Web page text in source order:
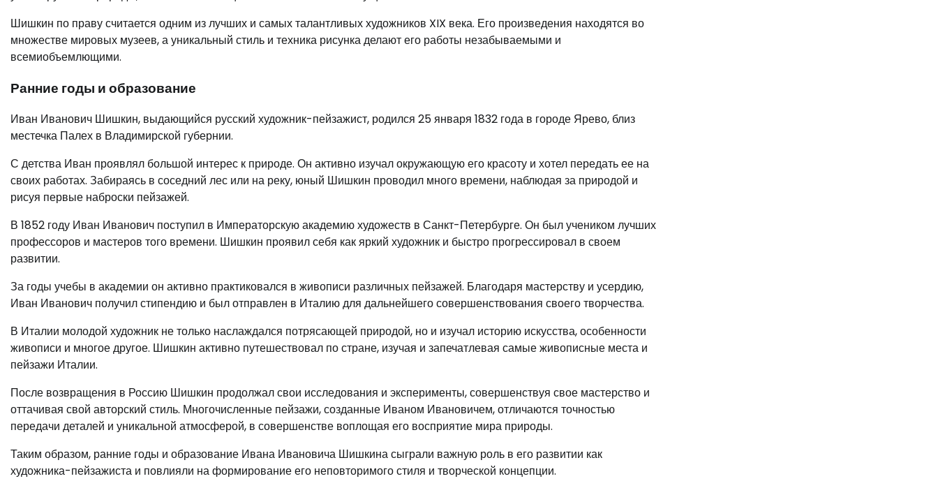
Шишкин по праву считается одним из лучших и самых талантливых художников XIX века. Его произведения находятся во
множестве мировых музеев, а уникальный стиль и техника рисунка делают его работы незабываемыми и
всемиобъемлющими.
Ранние годы и образование
Иван Иванович Шишкин, выдающийся русский художник-пейзажист, родился 25 января 1832 года в городе Ярево, близ
местечка Палех в Владимирской губернии.
С детства Иван проявлял большой интерес к природе. Он активно изучал окружающую его красоту и хотел передать ее на
своих работах. Забираясь в соседний лес или на реку, юный Шишкин проводил много времени, наблюдая за природой и
рисуя первые наброски пейзажей.
В 1852 году Иван Иванович поступил в Императорскую академию художеств в Санкт-Петербурге. Он был учеником лучших
профессоров и мастеров того времени. Шишкин проявил себя как яркий художник и быстро прогрессировал в своем
развитии.
За годы учебы в академии он активно практиковался в живописи различных пейзажей. Благодаря мастерству и усердию,
Иван Иванович получил стипендию и был отправлен в Италию для дальнейшего совершенствования своего творчества.
В Италии молодой художник не только наслаждался потрясающей природой, но и изучал историю искусства, особенности
живописи и многое другое. Шишкин активно путешествовал по стране, изучая и запечатлевая самые живописные места и
пейзажи Италии.
После возвращения в Россию Шишкин продолжал свои исследования и эксперименты, совершенствуя свое мастерство и
оттачивая свой авторский стиль. Многочисленные пейзажи, созданные Иваном Ивановичем, отличаются точностью
передачи деталей и уникальной атмосферой, в совершенстве воплощая его восприятие мира природы.
Таким образом, ранние годы и образование Ивана Ивановича Шишкина сыграли важную роль в его развитии как
художника-пейзажиста и повлияли на формирование его неповторимого стиля и творческой концепции.